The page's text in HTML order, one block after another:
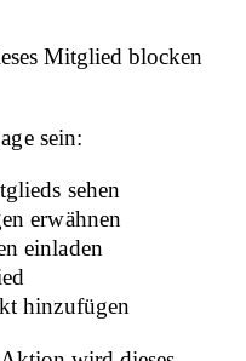
Mitglied blocken
sein:
sehen
erwähnen
einladen
hinzufügen